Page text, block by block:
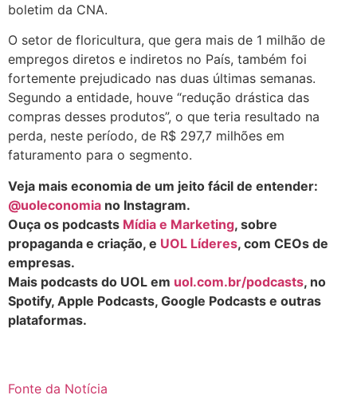
boletim da CNA.
O setor de floricultura, que gera mais de 1 milhão de
empregos diretos e indiretos no País, também foi
fortemente prejudicado nas duas últimas semanas.
Segundo a entidade, houve “redução drástica das
compras desses produtos”, o que teria resultado na
perda, neste período, de R$ 297,7 milhões em
faturamento para o segmento.
Veja mais economia de um jeito fácil de entender:
@uoleconomia no Instagram.
Ouça os podcasts Mídia e Marketing, sobre
propaganda e criação, e UOL Líderes, com CEOs de
empresas.
Mais podcasts do UOL em uol.com.br/podcasts, no
Spotify, Apple Podcasts, Google Podcasts e outras
plataformas.
Fonte da Notícia